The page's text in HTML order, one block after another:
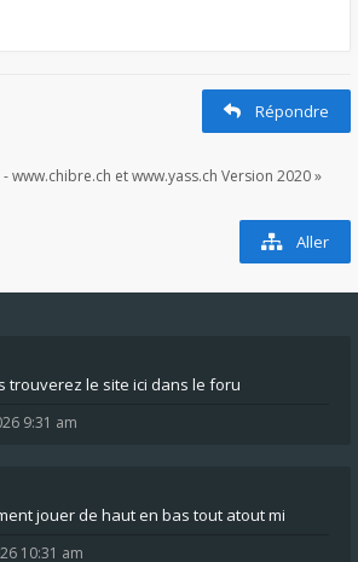
Répondre
www.chibre.ch et www.yass.ch Version 2020 »
Aller
trouverez le site ici dans le foru
9:31 am
jouer de haut en bas tout atout mi
10:31 am